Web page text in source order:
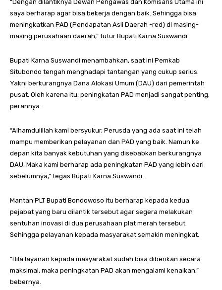
“Dengan dilantiknya Dewan Pengawas dan Komisaris Utama ini
saya berharap agar bisa bekerja dengan baik. Sehingga bisa
meningkatkan PAD (Pendapatan Asli Daerah -red) di masing-
masing perusahaan daerah,” tutur Bupati Karna Suswandi.
Bupati Karna Suswandi menambahkan, saat ini Pemkab
Situbondo tengah menghadapi tantangan yang cukup serius.
Yakni berkurangnya Dana Alokasi Umum (DAU) dari pemerintah
pusat. Oleh karena itu, peningkatan PAD menjadi sangat penting,
perannya.
“Alhamdulillah kami bersyukur, Perusda yang ada saat ini telah
mampu memberikan pelayanan dan PAD yang baik. Namun ke
depan kita banyak kebutuhan yang disebabkan berkurangnya
DAU. Maka kami berharap ada peningkatan PAD yang lebih dari
sebelumnya,” tegas Bupati Karna Suswandi.
Mantan PLT Bupati Bondowoso itu berharap kepada kedua
pejabat yang baru dilantik tersebut agar segera melakukan
sentuhan inovasi di dua perusahaan plat merah tersebut.
Sehingga pelayanan kepada masyarakat semakin meningkat.
“Bila layanan kepada masyarakat sudah bisa diberikan secara
maksimal, maka peningkatan PAD akan mengalami kenaikan,”
bebernya.